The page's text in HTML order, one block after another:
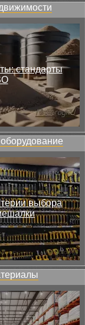
стандарты
выбора